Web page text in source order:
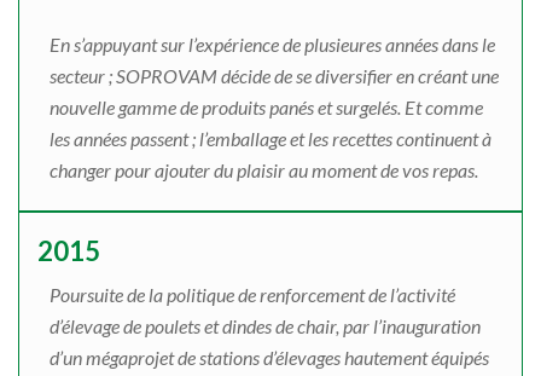
En s’appuyant sur l’expérience de plusieures années dans le
secteur ; SOPROVAM décide de se diversifier en créant une
nouvelle gamme de produits panés et surgelés. Et comme
les années passent ; l’emballage et les recettes continuent à
changer pour ajouter du plaisir au moment de vos repas.
2015
Poursuite de la politique de renforcement de l’activité
d’élevage de poulets et dindes de chair, par l’inauguration
d’un mégaprojet de stations d’élevages hautement équipés